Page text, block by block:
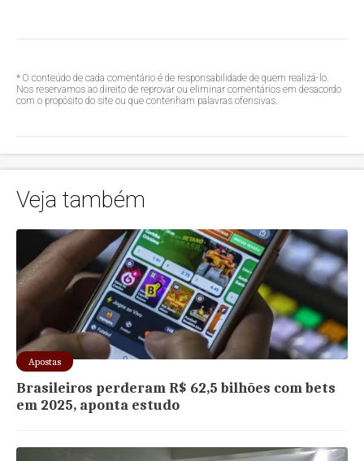
* O conteúdo de cada comentário é de responsabilidade de quem realizá-lo.
Nos reservamos ao direito de reprovar ou eliminar comentários em desacordo
com o propósito do site ou que contenham palavras ofensivas.
Veja também
Apostas
Brasileiros perderam R$ 62,5 bilhões com bets
em 2025, aponta estudo